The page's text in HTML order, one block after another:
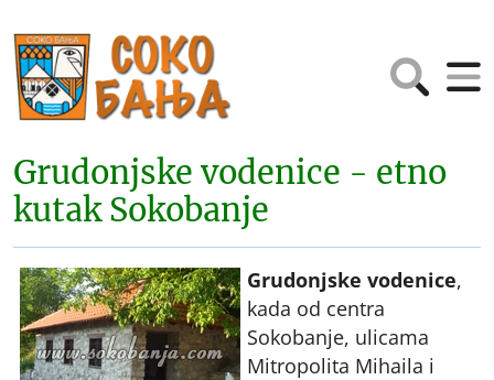
Grudonjske vodenice - etno
kutak Sokobanje
Grudonjske vodenice,
kada od centra
Sokobanje, ulicama
Mitropolita Mihaila i